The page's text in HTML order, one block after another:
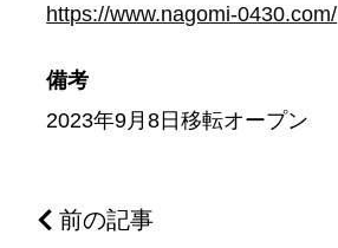
https://www.nagomi-0430.com/
備考
2023年9月8日移転オープン
前の記事